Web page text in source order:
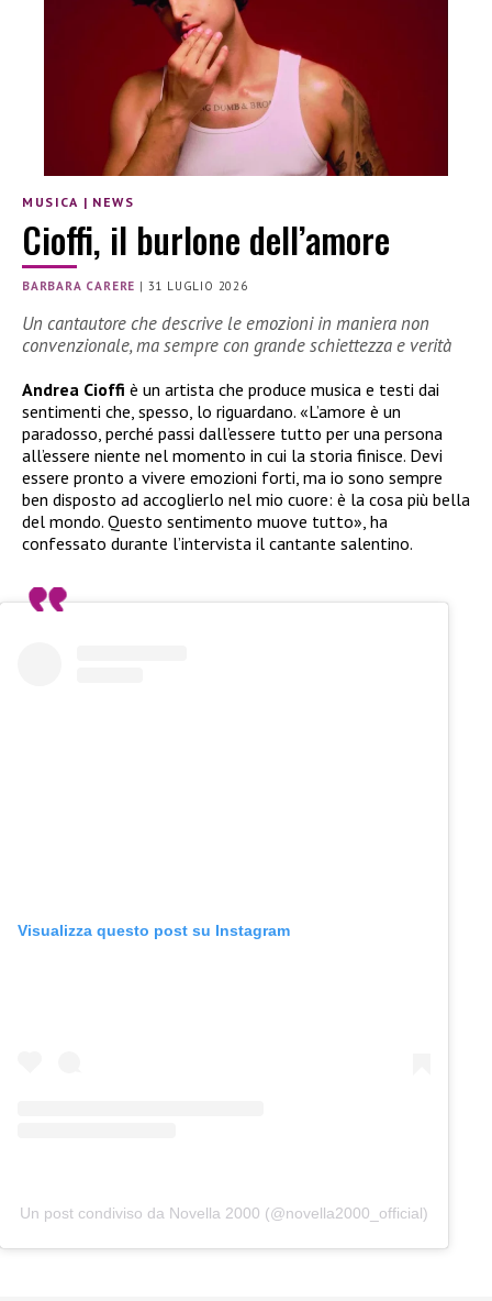
MUSICA | NEWS
Cioffi, il burlone dell’amore
BARBARA CARERE | 31 LUGLIO 2026
Un cantautore che descrive le emozioni in maniera non
convenzionale, ma sempre con grande schiettezza e verità
Andrea Cioffi è un artista che produce musica e testi dai
sentimenti che, spesso, lo riguardano. «L’amore è un
paradosso, perché passi dall’essere tutto per una persona
all’essere niente nel momento in cui la storia finisce. Devi
essere pronto a vivere emozioni forti, ma io sono sempre
ben disposto ad accoglierlo nel mio cuore: è la cosa più bella
del mondo. Questo sentimento muove tutto», ha
confessato durante l’intervista il cantante salentino.
Visualizza questo post su Instagram
Un post condiviso da Novella 2000 (@novella2000_official)